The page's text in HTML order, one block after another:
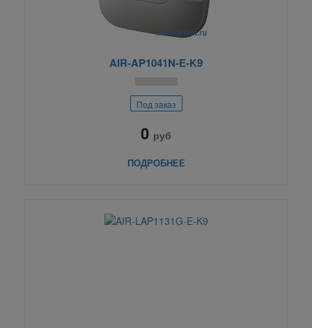
AIR-AP1041N-E-K9
Под заказ
0 руб
ПОДРОБНЕЕ